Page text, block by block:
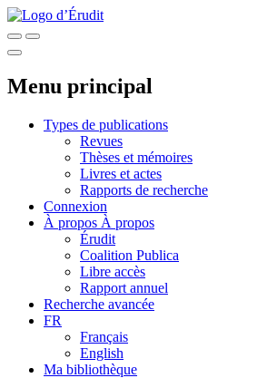
Menu principal
Types de publications
Revues
Thèses et mémoires
Livres et actes
Rapports de recherche
Connexion
À propos À propos
Érudit
Coalition Publica
Libre accès
Rapport annuel
Recherche avancée
FR
Français
English
Ma bibliothèque